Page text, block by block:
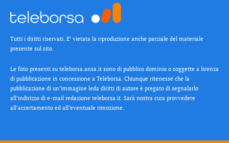
Tutti i diritti riservati. E’ vietata la riproduzione anche parziale del materiale
presente sul sito.
Le foto presenti su teleborsa.ansa.it sono di pubblico dominio o soggette a licenza
di pubblicazione in concessione a Teleborsa. Chiunque ritenesse che la
pubblicazione di un’immagine leda diritti di autore è pregato di segnalarlo
all’indirizzo di e-mail redazione teleborsa.it. Sarà nostra cura provvedere
all’accertamento ed all’eventuale rimozione.